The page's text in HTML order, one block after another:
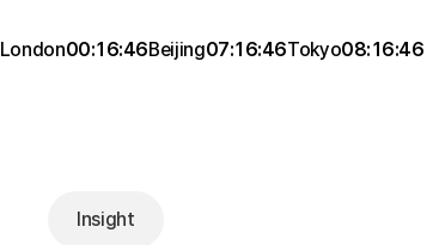
London00:16:46Beijing07:16:46Tokyo08:16:46
Insight